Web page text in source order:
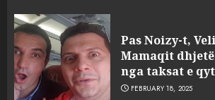
Pas Noizy-t,
Mamaqit
nga taksat e
FEBRUARY 18, 2025